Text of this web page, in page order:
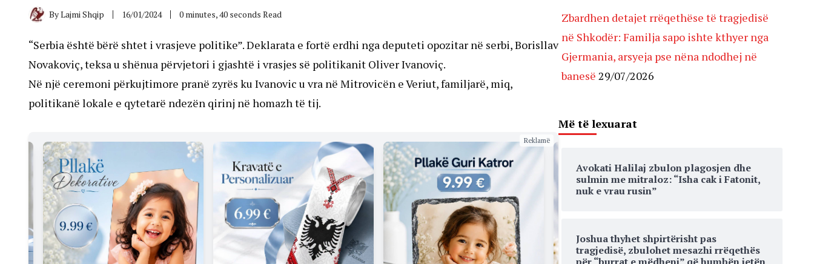
ByLajmi Shqip 16/01/2024 0 minutes, 40 seconds Read
“Serbia është bërë shtet i vrasjeve politike”. Deklarata e fortë erdhi nga deputeti opozitar në serbi, Borisllav
Novakoviç, teksa u shënua përvjetori i gjashtë i vrasjes së politikanit Oliver Ivanoviç.
Në një ceremoni përkujtimore pranë zyrës ku Ivanovic u vra në Mitrovicën e Veriut, familjarë, miq,
politikanë lokale e qytetarë ndezën qirinj në homazh të tij.
Reklamë
Zbardhen detajet rrëqethëse të tragjedisë
në Shkodër: Familja sapo ishte kthyer nga
Gjermania, arsyeja pse nëna ndodhej në
banesë 29/07/2026
Më të lexuarat
Avokati Halilaj zbulon plagosjen dhe
sulmin me mitraloz: “Isha cak i Fatonit,
nuk e vrau rusin”
Joshua thyhet shpirtërisht pas
tragjedisë, zbulohet mesazhi rrëqethës